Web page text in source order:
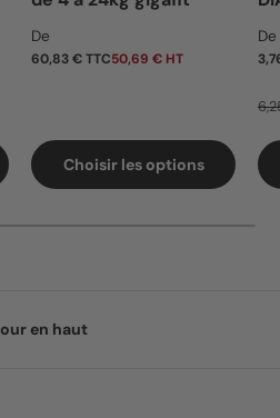
Prix habituel
De
60,83 € TTC50,69 € HT
Choisir les options
De
en haut